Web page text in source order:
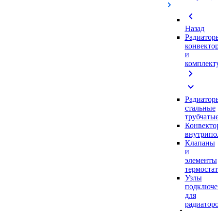
chevron_left
Назад
и
chevron_right
expand_more
стальные
Клапаны
и
элементы
Узлы
для